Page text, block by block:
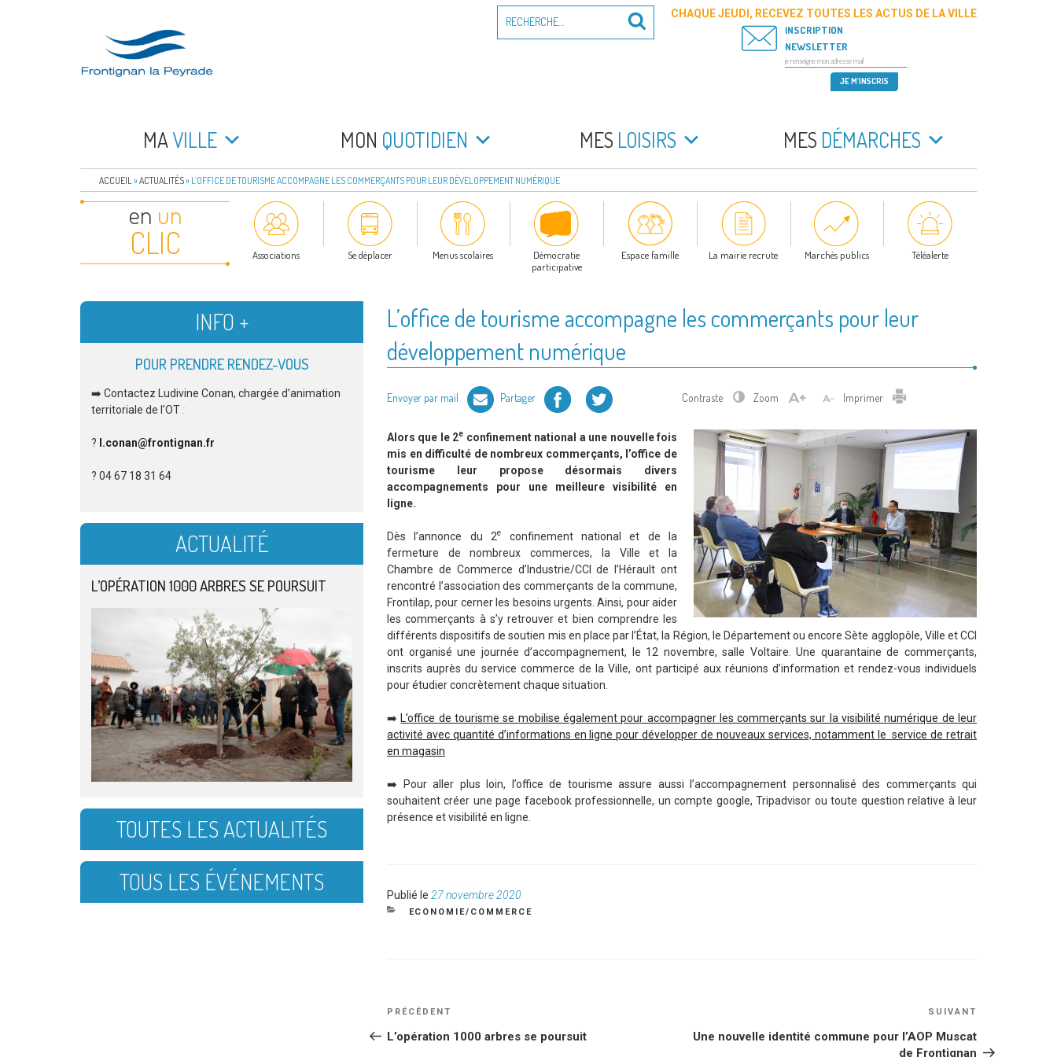
FRONTIGNAN LA PEYRADE
pour
Recherche
CHAQUE JEUDI, RECEVEZ TOUTES LES ACTUS DE LA VILLE
INSCRIPTION
NEWSLETTER
MAVILLE MON QUOTIDIEN MES LOISIRS MES DÉMARCHES
ACCUEIL »ACTUALITÉS» L’OFFICE DE TOURISME ACCOMPAGNE LES COMMERÇANTS POUR LEUR DÉVELOPPEMENT NUMÉRIQUE
en un
CLIC Associations Se déplacer Menus scolaires
Démocratie
participative
Espace famille La mairie recrute Marchés publics Téléalerte
L’office de tourisme accompagne les commerçants pour leur
développement numérique
Envoyer par mail Partager Facebook Twitter Contraste Zoom Imprimer Imprimer
Alors que le 2e confinement national a une nouvelle fois
mis en difficulté de nombreux commerçants, l’office de
tourisme leur propose désormais divers
accompagnements pour une meilleure visibilité en
ligne.
Dès l’annonce du 2e
confinement national et de la
fermeture de nombreux commerces, la Ville et la
Chambre de Commerce d’Industrie/CCI de l’Hérault ont
rencontré l’association des commerçants de la commune,
Frontilap, pour cerner les besoins urgents. Ainsi, pour aider
les commerçants à s’y retrouver et bien comprendre les
différents dispositifs de soutien mis en place par l’État, la Région, le Département ou encore Sète agglopôle, Ville et CCI
ont organisé une journée d’accompagnement, le 12 novembre, salle Voltaire. Une quarantaine de commerçants,
inscrits auprès du service commerce de la Ville, ont participé aux réunions d’information et rendez-vous indi­viduels
pour étudier concrètement chaque situation.
➡️ L’office de tourisme se mobilise également pour accompagner les commerçants sur la visibilité numérique de leur
activité avec quantité d’informations en ligne pour développer de nouveaux services, notamment le service de retrait
en magasin
➡️ Pour aller plus loin, l’office de tourisme assure aussi l’accompagnement personnalisé des commerçants qui
souhaitent créer une page facebook professionnelle, un compte google, Tripadvisor ou toute question relative à leur
présence et visibilité en ligne.
Publié le Publié
le
27 novembre 2020
CATÉGORIES
ECONOMIE/COMMERCE
NAVIGATION
DE
L’ARTICLE
Article
PRÉCÉDENT
L’opération 1000 arbres se poursuit
SUIVANT
Une nouvelle identité commune pour l’AOP Muscat
de Frontignan
INFO +
POUR PRENDRE RENDEZ-VOUS
➡️ Contactez Ludivine Conan, chargée d’animation
territoriale de l’OT:
? l.conan@frontignan.fr
? 04 67 18 31 64
ACTUALITÉ
L’OPÉRATION 1000 ARBRES SE POURSUIT
TOUTES LES ACTUALITÉS
TOUS LES ÉVÉNEMENTS